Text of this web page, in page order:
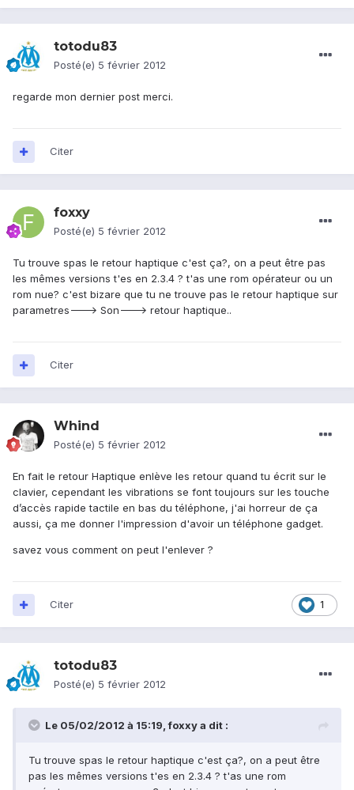
totodu83
Posté(e) 5 février 2012
regarde mon dernier post merci.
Citer
foxxy
Posté(e) 5 février 2012
Tu trouve spas le retour haptique c'est ça?, on a peut être pas
les mêmes versions t'es en 2.3.4 ? t'as une rom opérateur ou un
rom nue? c'est bizare que tu ne trouve pas le retour haptique sur
parametres---> Son---> retour haptique..
Citer
Whind
Posté(e) 5 février 2012
En fait le retour Haptique enlève les retour quand tu écrit sur le
clavier, cependant les vibrations se font toujours sur les touche
d’accès rapide tactile en bas du téléphone, j'ai horreur de ça
aussi, ça me donner l'impression d'avoir un téléphone gadget.
savez vous comment on peut l'enlever ?
1
Citer
totodu83
Posté(e) 5 février 2012
Le 05/02/2012 à 15:19, foxxy a dit :
Tu trouve spas le retour haptique c'est ça?, on a peut être
pas les mêmes versions t'es en 2.3.4 ? t'as une rom